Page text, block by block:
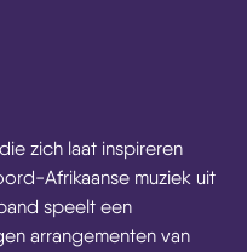
zich laat inspireren
Afrikaanse muziek uit
speelt een
arrangementen van